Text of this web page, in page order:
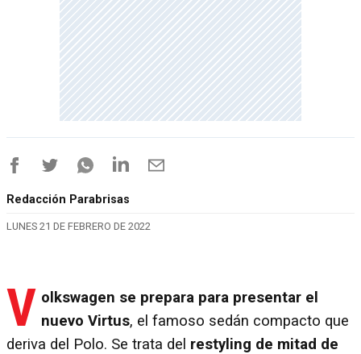
Redacción Parabrisas
LUNES 21 DE FEBRERO DE 2022
V olkswagen se prepara para presentar el
nuevo Virtus, el famoso sedán compacto que
deriva del Polo. Se trata del restyling de mitad de